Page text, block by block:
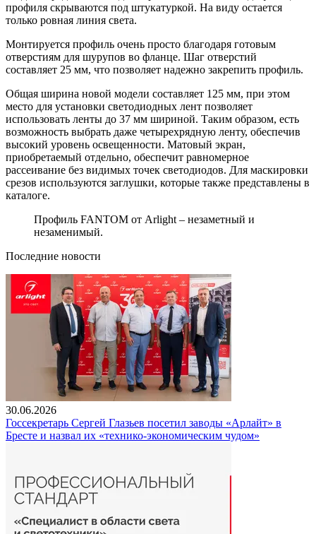
профиля скрываются под штукатуркой. На виду остается
только ровная линия света.
Монтируется профиль очень просто благодаря готовым
отверстиям для шурупов во фланце. Шаг отверстий
составляет 25 мм, что позволяет надежно закрепить профиль.
Общая ширина новой модели составляет 125 мм, при этом
место для установки светодиодных лент позволяет
использовать ленты до 37 мм шириной. Таким образом, есть
возможность выбрать даже четырехрядную ленту, обеспечив
высокий уровень освещенности. Матовый экран,
приобретаемый отдельно, обеспечит равномерное
рассеивание без видимых точек светодиодов. Для маскировки
срезов используются заглушки, которые также представлены в
каталоге.
Профиль FANTOM от Arlight – незаметный и
незаменимый.
Последние новости
30.06.2026
Госсекретарь Сергей Глазьев посетил заводы «Арлайт» в
Бресте и назвал их «технико-экономическим чудом»